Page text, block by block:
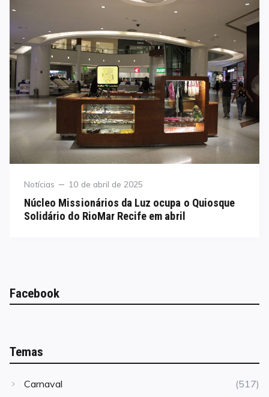
Category
Notícias
Posted
10 de abril de 2025
Núcleo Missionários da Luz ocupa o Quiosque
Solidário do RioMar Recife em abril
Facebook
Temas
Carnaval
(517)